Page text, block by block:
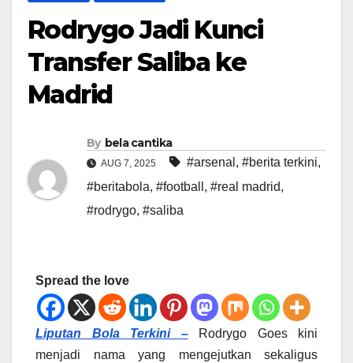
Rodrygo Jadi Kunci
Transfer Saliba ke
Madrid
By bela cantika
AUG 7, 2025 #arsenal , #berita terkini,
#beritabola, #football , #real madrid,
#rodrygo, #saliba
Spread the love
Liputan Bola Terkini –Rodrygo Goes kini
menjadi nama yang mengejutkan sekaligus